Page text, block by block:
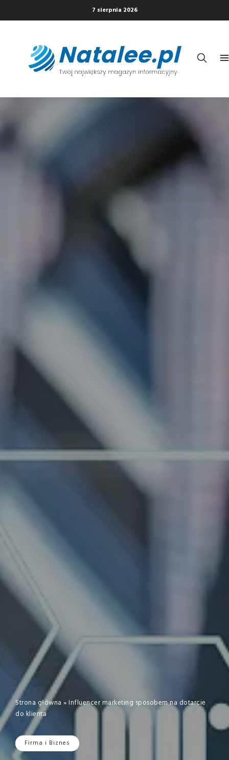
7 sierpnia 2026
Strona główna »Influencer marketing sposobem na dotarcie
do klienta
Firma i Biznes